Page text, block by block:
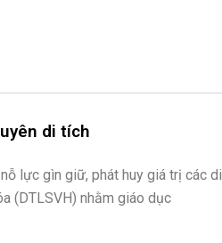
di tích
lực gìn giữ, phát huy giá trị các di
(DTLSVH) nhằm giáo dục